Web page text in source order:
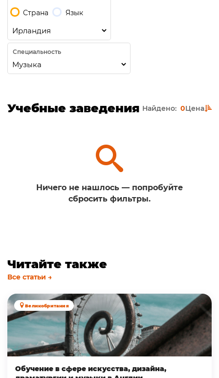
Страна Язык
Специальность
Учебные заведения Найдено: 0Цена
Ничего не нашлось — попробуйте
сбросить фильтры.
Читайте также
Все статьи →
Великобритания
Обучение в сфере искусства, дизайна,